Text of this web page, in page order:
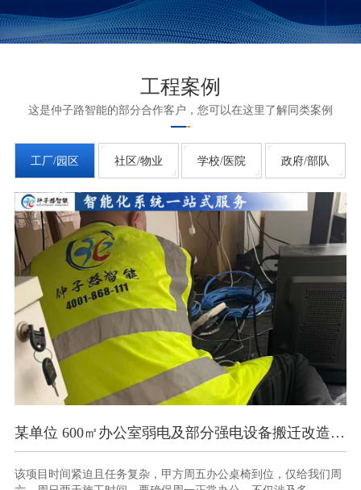
工程案例
这是仲子路智能的部分合作客户，您可以在这里了解同类案例
工厂/园区 社区/物业 学校/医院 政府/部队
某单位 600㎡办公室弱电及部分强电设备搬迁改造项目
办公桌椅到位，仅给我们周
南京某部办公楼智能化弱电项目
此项目时间紧、任务重，10 天内要完